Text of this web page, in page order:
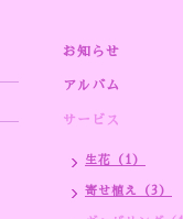
お知らせ
アルバム
サービス
生花（1）
寄せ植え（3）